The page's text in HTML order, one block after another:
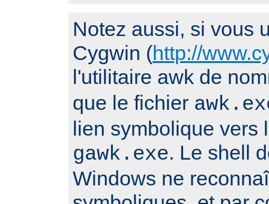
Notez aussi, si vous
Cygwin (http://
l'utilitaire awk de
que le fichier
lien symbolique vers
gawk.exe. Le shell
Windows ne